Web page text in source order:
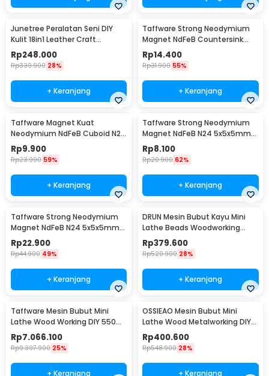
Junetree Peralatan Seni DIY
Kulit 18in1 Leather Craft
Stitching Sewing - WA134
Rp248.000
Rp339.900 28%
+ Keranjang
Taffware Strong Neodymium
Magnet NdFeB Countersink
Ring Hole N25 5 PCS - D21
Rp14.400
Rp31.900 55%
+ Keranjang
Taffware Magnet Kuat
Neodymium NdFeB Cuboid N25
5 PCS - D22
Rp9.900
Rp23.900 59%
+ Keranjang
Taffware Strong Neodymium
Magnet NdFeB N24 5x5x5mm
20 PCS - F001699
Rp8.100
Rp20.900 62%
+ Keranjang
Taffware Strong Neodymium
Magnet NdFeB N24 5x5x5mm
50 PCS - F001699
Rp22.900
Rp44.900 49%
+ Keranjang
DRUN Mesin Bubut Kayu Mini
Lathe Beads Woodworking
150W - X707
Rp379.600
Rp520.900 28%
+ Keranjang
Taffware Mesin Bubut Mini
Lathe Wood Working DIY 550W
- MX0618
Rp7.066.100
Rp9.397.900 25%
+ Keranjang
OSSIEAO Mesin Bubut Mini
Lathe Wood Metalworking DIY
80W - HS001
Rp400.600
Rp548.900 28%
+ Keranjang